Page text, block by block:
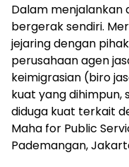
Dalam menjalankan
bergerak sendiri.
jejaring dengan
perusahaan agen
keimigrasian (biro
kuat yang dihimpun,
diduga kuat terkait
Maha for Public
Pademangan,